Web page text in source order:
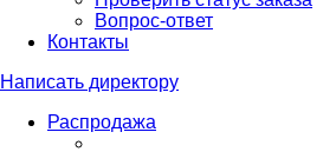
Вопрос-ответ
Контакты
Написать директору
Распродажа